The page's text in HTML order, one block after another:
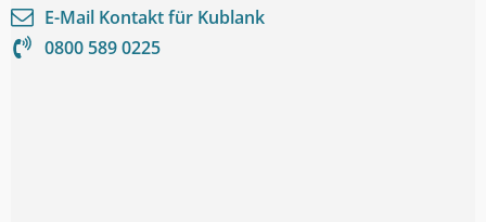
E-Mail Kontakt für Kublank
0800 589 0225